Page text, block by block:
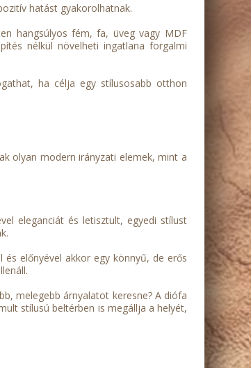
hatást gyakorolhatnak.
hangsúlyos fém, fa, üveg vagy MDF
nélkül növelheti ingatlana forgalmi
ha célja egy stílusosabb otthon
olyan modern irányzati elemek, mint a
eleganciát és letisztult, egyedi stílust
előnyével akkor egy könnyű, de erős
melegebb árnyalatot keresne? A diófa
stílusú beltérben is megállja a helyét,